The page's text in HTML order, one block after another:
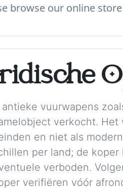
browse our online
antieke vuurwapens
verkocht.
en niet als
per land; de
verboden.
verifiëren vóór